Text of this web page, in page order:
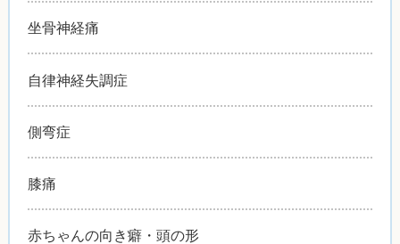
坐骨神経痛
自律神経失調症
側弯症
膝痛
赤ちゃんの向き癖・頭の形